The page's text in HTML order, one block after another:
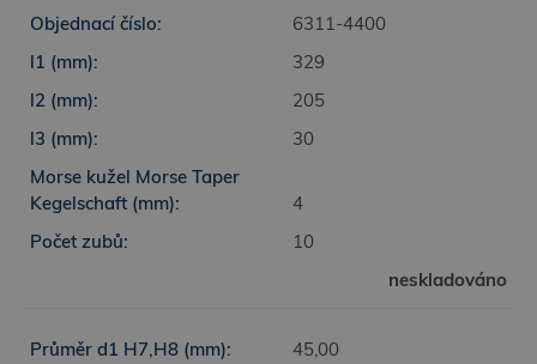
6311-4400
329
205
30
4
10
neskladováno
45,00